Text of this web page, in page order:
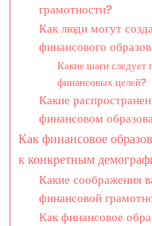
грамотности?
Как люди могут
финансового
Какие шаги следует
финансовых целей?
Какие
финансовом
Как финансовое
к конкретным
Какие соображения
финансовой
Как финансовое